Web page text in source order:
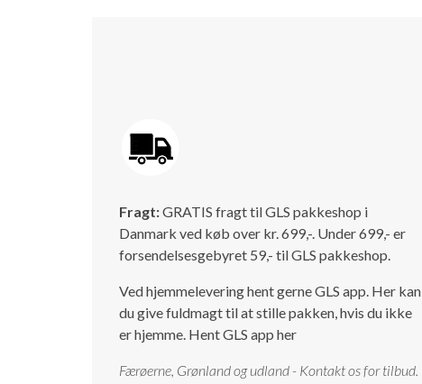
Fragt:GRATIS fragt til GLS pakkeshop i
Danmark ved køb over kr. 699,-. Under 699,- er
forsendelsesgebyret 59,- til GLS pakkeshop.
Ved hjemmelevering hent gerne GLS app. Her kan
du give fuldmagt til at stille pakken, hvis du ikke
er hjemme. Hent GLS app her
Færøerne, Grønland og udland - Kontakt os for tilbud.